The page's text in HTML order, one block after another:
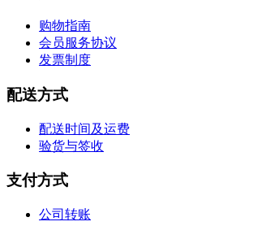
购物指南
会员服务协议
发票制度
配送方式
配送时间及运费
验货与签收
支付方式
公司转账